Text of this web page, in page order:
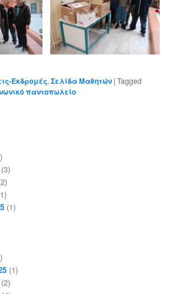
Εκδρομές,Σελίδα Μαθητών |Tagged
παντοπωλείο
(3)
(1)
(1)
(2)